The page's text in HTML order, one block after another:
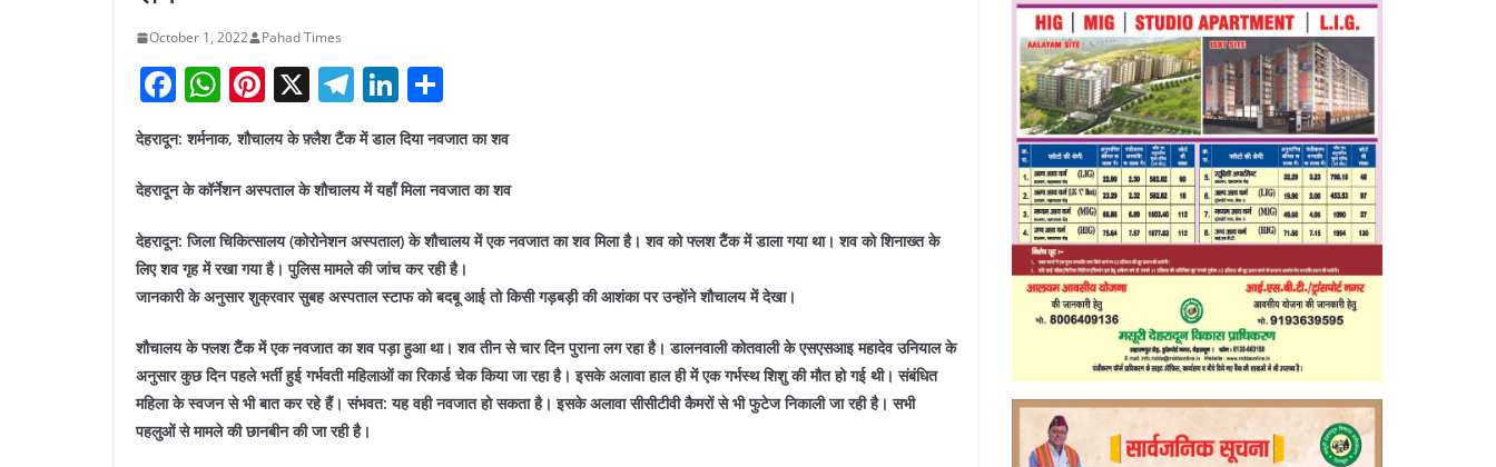
October 1, 2022 Pahad Times
F
c
e
b
o
o
k
W
at
s
A
p
p
Pi
nt
er
e
st
X T
el
e
gr
a
m
Li
n
k
e
dI
n
ar
e
देहरादून: शर्मनाक, शौचालय के फ़्लैश टैंक में डाल दिया नवजात का शव
देहरादून के कॉर्नेशन अस्पताल के शौचालय में यहाँ मिला नवजात का शव
देहरादून: जिला चिकित्सालय (कोरोनेशन अस्पताल) के शौचालय में एक नवजात का शव मिला है। शव को फ्लश टैैंक में डाला गया था। शव को शिनाख्त के
लिए शव गृह में रखा गया है। पुलिस मामले की जांच कर रही है।
जानकारी के अनुसार शुक्रवार सुबह अस्पताल स्टाफ को बदबू आई तो किसी गड़बड़ी की आशंका पर उन्होंने शौचालय में देखा।
शौचालय के फ्लश टैैंक में एक नवजात का शव पड़ा हुआ था। शव तीन से चार दिन पुराना लग रहा है। डालनवाली कोतवाली के एसएसआइ महादेव उनियाल के
अनुसार कुछ दिन पहले भर्ती हुई गर्भवती महिलाओं का रिकार्ड चेक किया जा रहा है। इसके अलावा हाल ही में एक गर्भस्थ शिशु की मौत हो गई थी। संबंधित
महिला के स्वजन से भी बात कर रहे हैं। संभवत: यह वही नवजात हो सकता है। इसके अलावा सीसीटीवी कैमरों से भी फुटेज निकाली जा रही है। सभी
पहलुओं से मामले की छानबीन की जा रही है।